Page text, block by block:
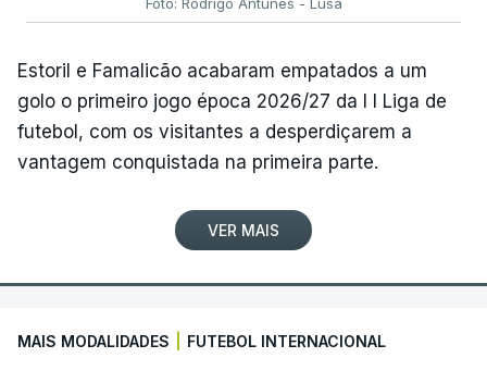
Estoril e Famalicão acabaram empatados a um
golo o primeiro jogo época 2026/27 da I I Liga de
futebol, com os visitantes a desperdiçarem a
vantagem conquistada na primeira parte.
VER MAIS
MAIS MODALIDADES FUTEBOL INTERNACIONAL